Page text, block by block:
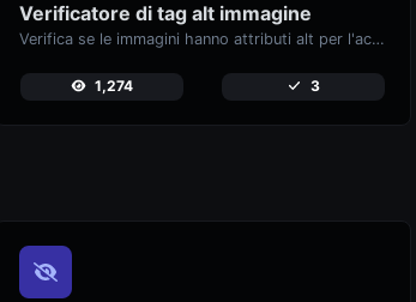
Verificatore di tag alt immagine
Verifica se le immagini hanno attributi alt per l'accessibilità e il SEO.
1,274 3